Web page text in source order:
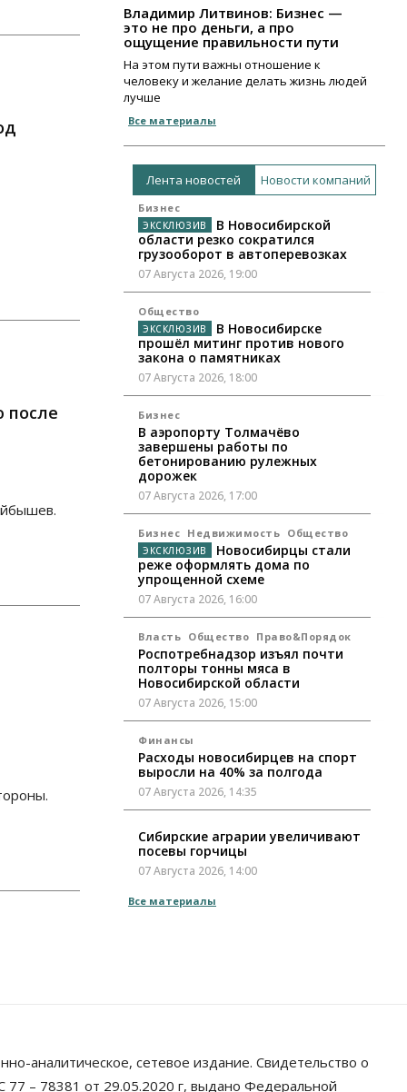
после
Владимир Литвинов: Бизнес —
это не про деньги, а про
ощущение правильности пути
На этом пути важны отношение к
человеку и желание делать жизнь людей
лучше
Все материалы
Лента новостей Новости компаний
Бизнес
В Новосибирской
области резко сократился
грузооборот в автоперевозках
07 Августа 2026, 19:00
Общество
В Новосибирске
прошёл митинг против нового
закона о памятниках
07 Августа 2026, 18:00
Бизнес
В аэропорту Толмачёво
завершены работы по
бетонированию рулежных
дорожек
07 Августа 2026, 17:00
Бизнес Недвижимость Общество
Новосибирцы стали
реже оформлять дома по
упрощенной схеме
07 Августа 2026, 16:00
Власть Общество Право&Порядок
Роспотребнадзор изъял почти
полторы тонны мяса в
Новосибирской области
07 Августа 2026, 15:00
Финансы
Расходы новосибирцев на спорт
выросли на 40% за полгода
07 Августа 2026, 14:35
Сибирские аграрии увеличивают
посевы горчицы
07 Августа 2026, 14:00
Власть
«поставили машины на прикол»
Все материалы
аналитическое, сетевое издание. Свидетельство о
– 78381 от 29.05.2020 г, выдано Федеральной